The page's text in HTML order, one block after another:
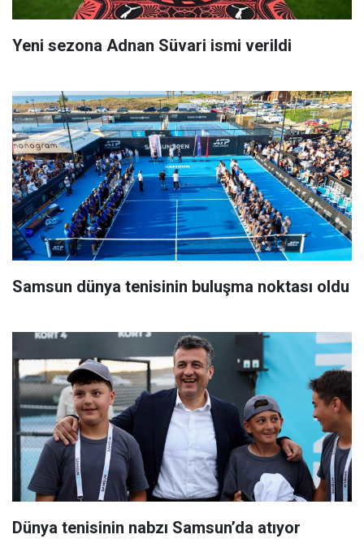
Yeni sezona Adnan Süvari ismi verildi
Samsun dünya tenisinin buluşma noktası oldu
Dünya tenisinin nabzı Samsun’da atıyor